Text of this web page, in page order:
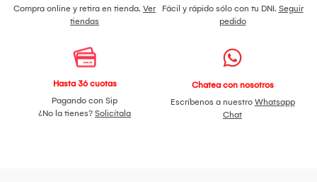
Compra online y retira en tienda. Ver
tiendas
Fácil y rápido sólo con tu DNI. Seguir
pedido
Hasta 36 cuotas
Pagando con Sip
¿No la tienes? Solicítala
Chatea con nosotros
Escríbenos a nuestro Whatsapp
Chat